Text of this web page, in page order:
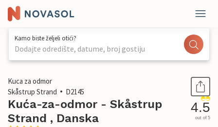
Kamo biste željeli otići?
Dodajte odredište, datume, broj gostiju
1 / 33
Kuca za odmor
Skåstrup Strand
D2145
Kuća-za-odmor - Skåstrup
Strand , Danska
4.5
out of 5